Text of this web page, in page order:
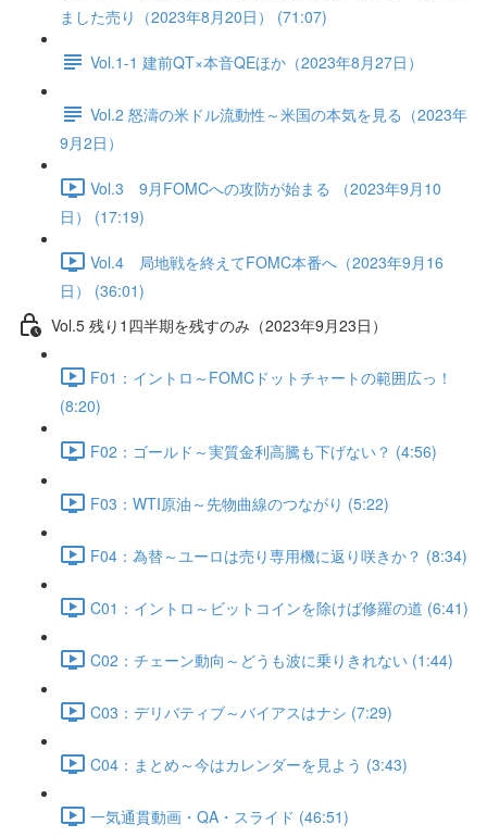
ました売り（2023年8月20日） (71:07)
Vol.1-1 建前QT×本音QEほか（2023年8月27日）
Vol.2 怒濤の米ドル流動性～米国の本気を見る（2023年
9月2日）
Vol.3 9月FOMCへの攻防が始まる （2023年9月10
日） (17:19)
Vol.4 局地戦を終えてFOMC本番へ（2023年9月16
日） (36:01)
Vol.5 残り1四半期を残すのみ（2023年9月23日）
F01：イントロ～FOMCドットチャートの範囲広っ！
(8:20)
F02：ゴールド～実質金利高騰も下げない？ (4:56)
F03：WTI原油～先物曲線のつながり (5:22)
F04：為替～ユーロは売り専用機に返り咲きか？ (8:34)
C01：イントロ～ビットコインを除けば修羅の道 (6:41)
C02：チェーン動向～どうも波に乗りきれない (1:44)
C03：デリバティブ～バイアスはナシ (7:29)
C04：まとめ～今はカレンダーを見よう (3:43)
一気通貫動画・QA・スライド (46:51)